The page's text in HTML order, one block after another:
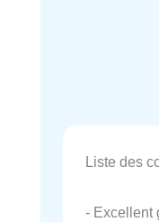
Liste des
- Excellent